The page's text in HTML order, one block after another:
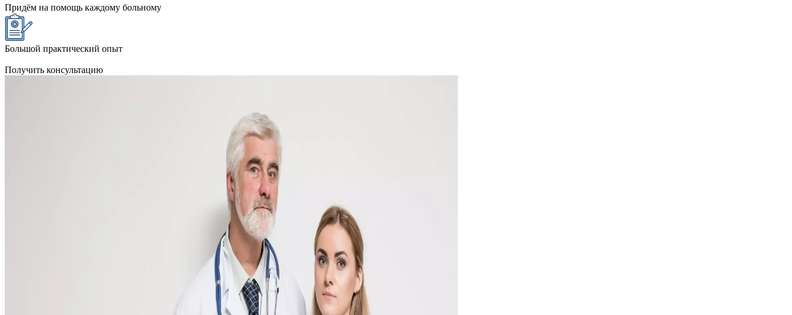
Придём на помощь каждому больному
Большой практический опыт
Получить консультацию